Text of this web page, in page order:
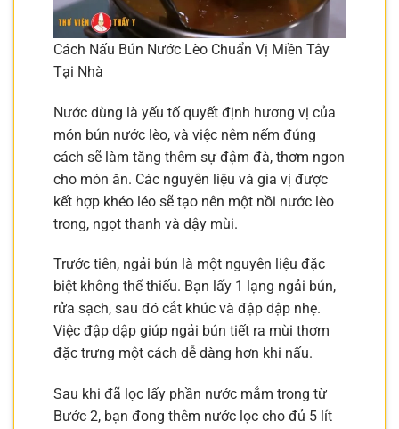
Cách Nấu Bún Nước Lèo Chuẩn Vị Miền Tây
Tại Nhà
Nước dùng là yếu tố quyết định hương vị của
món bún nước lèo, và việc nêm nếm đúng
cách sẽ làm tăng thêm sự đậm đà, thơm ngon
cho món ăn. Các nguyên liệu và gia vị được
kết hợp khéo léo sẽ tạo nên một nồi nước lèo
trong, ngọt thanh và dậy mùi.
Trước tiên, ngải bún là một nguyên liệu đặc
biệt không thể thiếu. Bạn lấy 1 lạng ngải bún,
rửa sạch, sau đó cắt khúc và đập dập nhẹ.
Việc đập dập giúp ngải bún tiết ra mùi thơm
đặc trưng một cách dễ dàng hơn khi nấu.
Sau khi đã lọc lấy phần nước mắm trong từ
Bước 2, bạn đong thêm nước lọc cho đủ 5 lít